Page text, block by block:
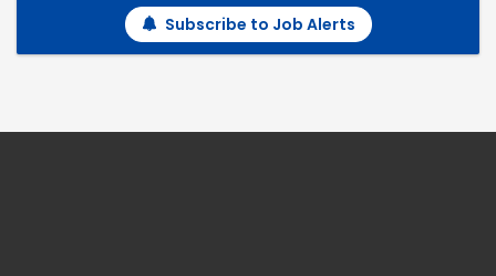
Subscribe to Job Alerts